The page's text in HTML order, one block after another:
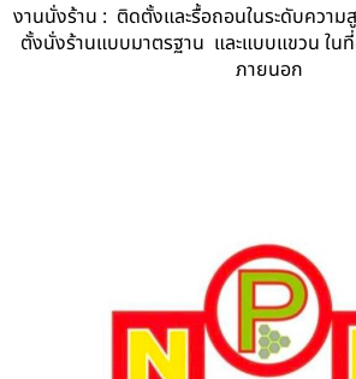
งานนั่งร้าน : ติดตั้งและรื้อถอนในระดับความ
ตั้งนั่งร้านแบบมาตรฐาน และแบบแขวน ใน
ภายนอก